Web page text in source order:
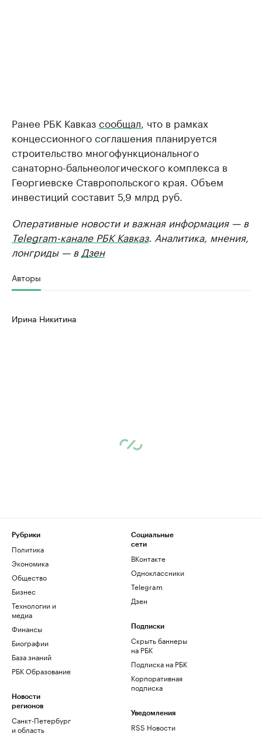
Ранее РБК Кавказсообщал , что в рамках
концессионного соглашения планируется
строительство многофункционального
санаторно-бальнеологического комплекса в
Георгиевске Ставропольского края. Объем
инвестиций составит 5,9 млрд руб.
Оперативные новости и важная информация — в
Telegram-канале РБК Кавказ. Аналитика, мнения,
лонгриды — в Дзен
Авторы
Ирина Никитина
Рубрики
Политика
Экономика
Общество
Бизнес
Технологии и
медиа
Финансы
Биографии
База знаний
РБК Образование
Новости
регионов
Санкт-Петербург
и область
Социальные
сети
ВКонтакте
Одноклассники
Telegram
Дзен
Подписки
Скрыть баннеры
на РБК
Подписка на РБК
Корпоративная
подписка
Уведомления
RSS Новости